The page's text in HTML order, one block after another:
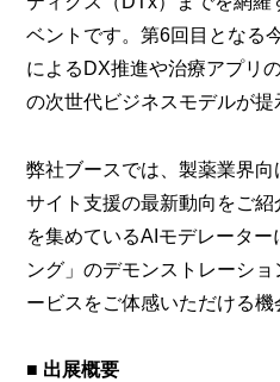
ベントです。第6回目となる
によるDX推進や治療アプリ
の次世代ビジネスモデルが提
弊社ブースでは、製薬業界
サイト支援の最新動向をご
を集めているAIモデレーター
ング」のデモンストレーシ
ービスをご体感いただける機
■ 出展概要